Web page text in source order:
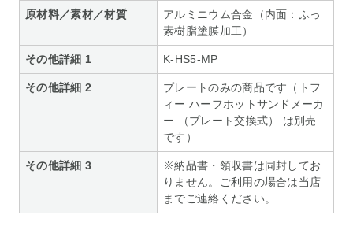
原材料／素材／材質
アルミニウム合金（内面：ふっ
素樹脂塗膜加工）
その他詳細 1 K-HS5-MP
その他詳細 2
プレートのみの商品です（トフ
ィー ハーフホットサンドメーカ
ー （プレート交換式） は別売
です）
その他詳細 3
※納品書・領収書は同封してお
りません。ご利用の場合は当店
までご連絡ください。